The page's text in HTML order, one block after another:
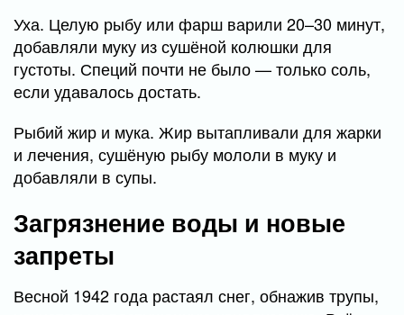
Уха. Целую рыбу или фарш варили 20–30 минут,
добавляли муку из сушёной колюшки для
густоты. Специй почти не было — только соль,
если удавалось достать.
Рыбий жир и мука. Жир вытапливали для жарки
и лечения, сушёную рыбу мололи в муку и
добавляли в супы.
Загрязнение воды и новые
запреты
Весной 1942 года растаял снег, обнажив трупы,